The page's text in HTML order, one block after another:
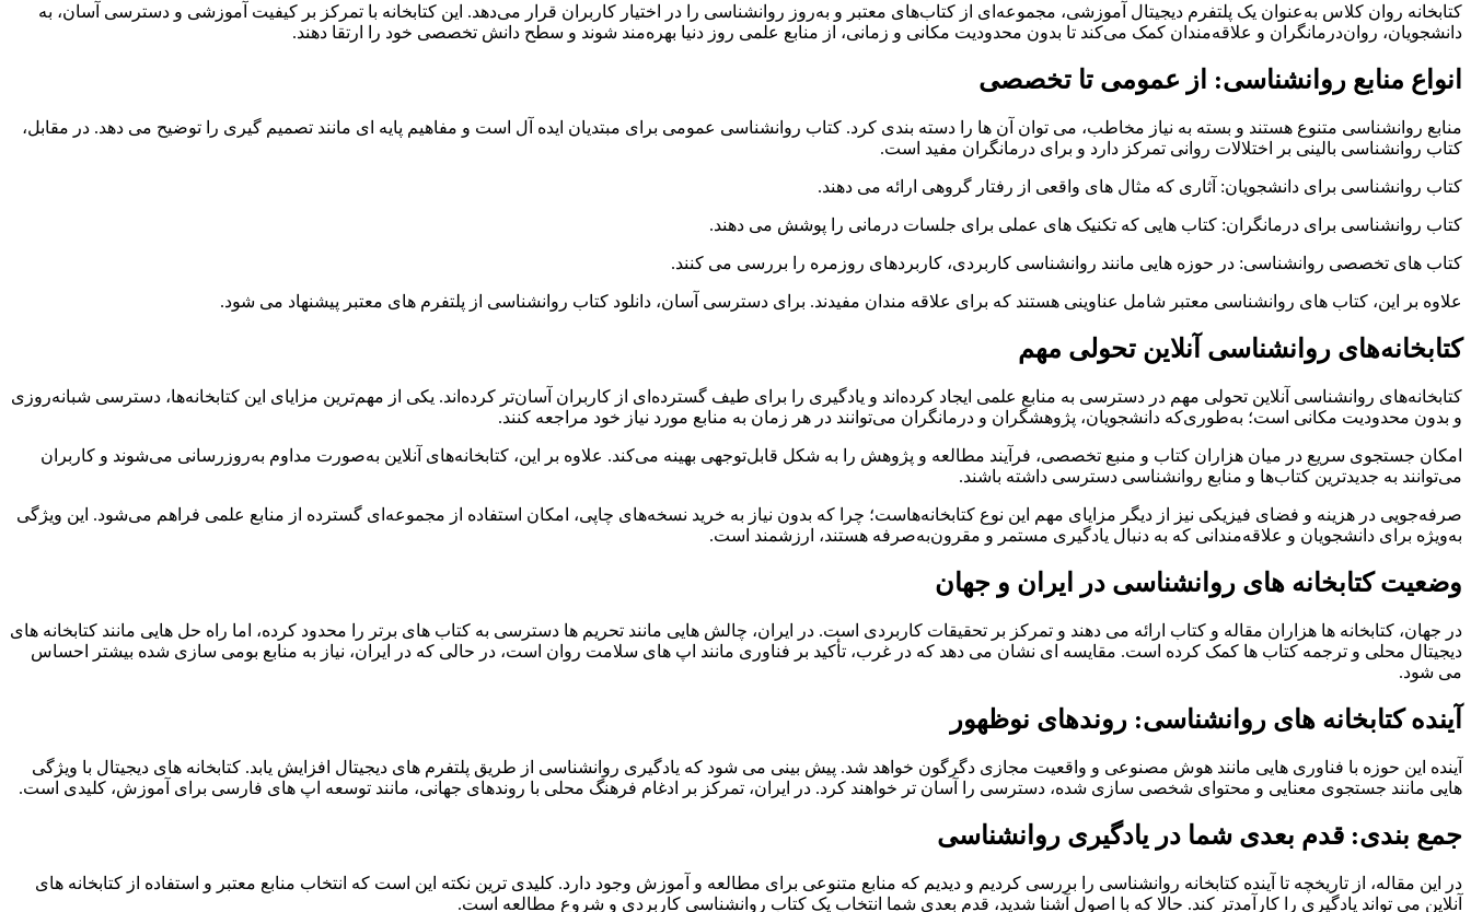
کتابخانه روان کلاس به‌عنوان یک پلتفرم دیجیتال آموزشی، مجموعه‌ای از کتاب‌های معتبر و به‌روز روانشناسی را در اختیار کاربران قرار می‌دهد. این کتابخانه با تمرکز بر کیفیت آموزشی و دسترسی آسان، به
دانشجویان، روان‌درمانگران و علاقه‌مندان کمک می‌کند تا بدون محدودیت مکانی و زمانی، از منابع علمی روز دنیا بهره‌مند شوند و سطح دانش تخصصی خود را ارتقا دهند.
انواع منابع روانشناسی: از عمومی تا تخصصی
منابع روانشناسی متنوع هستند و بسته به نیاز مخاطب، می توان آن ها را دسته بندی کرد. کتاب روانشناسی عمومی برای مبتدیان ایده آل است و مفاهیم پایه ای مانند تصمیم گیری را توضیح می دهد. در مقابل،
کتاب روانشناسی بالینی بر اختلالات روانی تمرکز دارد و برای درمانگران مفید است.
کتاب روانشناسی برای دانشجویان: آثاری که مثال های واقعی از رفتار گروهی ارائه می دهند.
کتاب روانشناسی برای درمانگران: کتاب هایی که تکنیک های عملی برای جلسات درمانی را پوشش می دهند.
کتاب های تخصصی روانشناسی: در حوزه هایی مانند روانشناسی کاربردی، کاربردهای روزمره را بررسی می کنند.
علاوه بر این، کتاب های روانشناسی معتبر شامل عناوینی هستند که برای علاقه مندان مفیدند. برای دسترسی آسان، دانلود کتاب روانشناسی از پلتفرم های معتبر پیشنهاد می شود.
کتابخانه‌های روانشناسی آنلاین تحولی مهم
کتابخانه‌های روانشناسی آنلاین تحولی مهم در دسترسی به منابع علمی ایجاد کرده‌اند و یادگیری را برای طیف گسترده‌ای از کاربران آسان‌تر کرده‌اند. یکی از مهم‌ترین مزایای این کتابخانه‌ها، دسترسی شبانه‌روزی
و بدون محدودیت مکانی است؛ به‌طوری‌که دانشجویان، پژوهشگران و درمانگران می‌توانند در هر زمان به منابع مورد نیاز خود مراجعه کنند.
امکان جستجوی سریع در میان هزاران کتاب و منبع تخصصی، فرآیند مطالعه و پژوهش را به شکل قابل‌توجهی بهینه می‌کند. علاوه بر این، کتابخانه‌های آنلاین به‌صورت مداوم به‌روزرسانی می‌شوند و کاربران
می‌توانند به جدیدترین کتاب‌ها و منابع روانشناسی دسترسی داشته باشند.
صرفه‌جویی در هزینه و فضای فیزیکی نیز از دیگر مزایای مهم این نوع کتابخانه‌هاست؛ چرا که بدون نیاز به خرید نسخه‌های چاپی، امکان استفاده از مجموعه‌ای گسترده از منابع علمی فراهم می‌شود. این ویژگی
به‌ویژه برای دانشجویان و علاقه‌مندانی که به دنبال یادگیری مستمر و مقرون‌به‌صرفه هستند، ارزشمند است.
وضعیت کتابخانه های روانشناسی در ایران و جهان
در جهان، کتابخانه ها هزاران مقاله و کتاب ارائه می دهند و تمرکز بر تحقیقات کاربردی است. در ایران، چالش هایی مانند تحریم ها دسترسی به کتاب های برتر را محدود کرده، اما راه حل هایی مانند کتابخانه های
دیجیتال محلی و ترجمه کتاب ها کمک کرده است. مقایسه ای نشان می دهد که در غرب، تأکید بر فناوری مانند اپ های سلامت روان است، در حالی که در ایران، نیاز به منابع بومی سازی شده بیشتر احساس
می شود.
آینده کتابخانه های روانشناسی: روندهای نوظهور
آینده این حوزه با فناوری هایی مانند هوش مصنوعی و واقعیت مجازی دگرگون خواهد شد. پیش بینی می شود که یادگیری روانشناسی از طریق پلتفرم های دیجیتال افزایش یابد. کتابخانه های دیجیتال با ویژگی
هایی مانند جستجوی معنایی و محتوای شخصی سازی شده، دسترسی را آسان تر خواهند کرد. در ایران، تمرکز بر ادغام فرهنگ محلی با روندهای جهانی، مانند توسعه اپ های فارسی برای آموزش، کلیدی است.
جمع بندی: قدم بعدی شما در یادگیری روانشناسی
در این مقاله، از تاریخچه تا آینده کتابخانه روانشناسی را بررسی کردیم و دیدیم که منابع متنوعی برای مطالعه و آموزش وجود دارد. کلیدی ترین نکته این است که انتخاب منابع معتبر و استفاده از کتابخانه های
آنلاین می تواند یادگیری را کارآمدتر کند. حالا که با اصول آشنا شدید، قدم بعدی شما انتخاب یک کتاب روانشناسی کاربردی و شروع مطالعه است.